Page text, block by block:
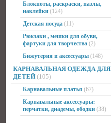
Блокноты, раскраски, пазлы,
наклейки (124)
Детская посуда (11)
Рюкзаки , мешки для обуви,
фартуки для творчества (2)
Бижутерия и аксессуары (148)
КАРНАВАЛЬНАЯ ОДЕЖДА ДЛЯ
ДЕТЕЙ (105)
Карнавальные платья (67)
Карнавальные аксессуары:
перчатки, диадемы, ободки (38)